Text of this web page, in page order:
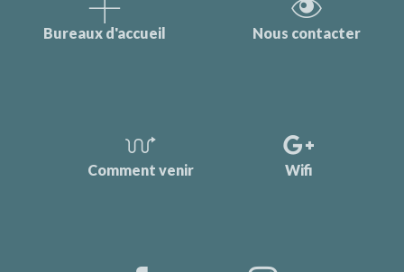
Bureaux d'accueil Nous contacter
Comment venir Wifi